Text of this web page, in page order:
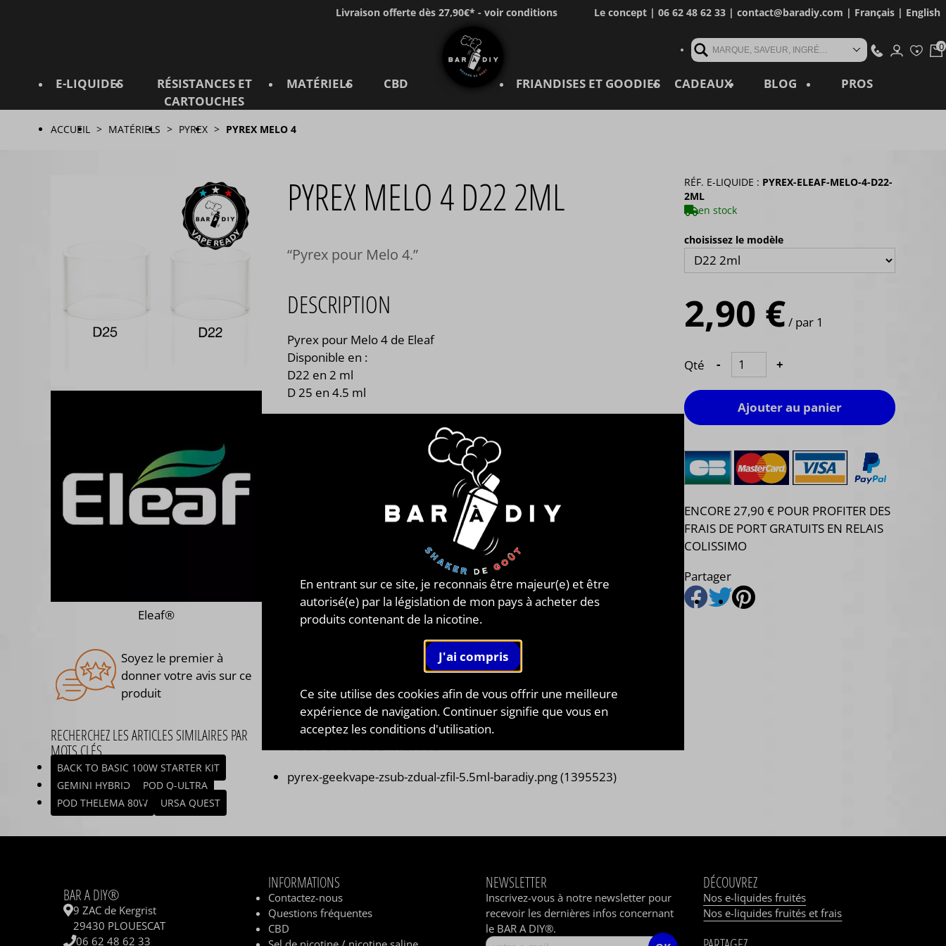
Livraison offerte dès 27,90€* - voir conditions Le concept| 06 62 48 62 33 | contact@baradiy.com | Français| English
MARQUE, SAVEUR, INGRÉDIENT, RÉFÉRENCE, MOT CLÉ...
E-LIQUIDES
RÉSISTANCES ET
CARTOUCHES
MATÉRIELS CBD FRIANDISES ET GOODIES CADEAUX BLOG PROS
ACCUEIL MATÉRIELS PYREX PYREX MELO 4
PYREX MELO 4 D22 2ML
Pyrex pour Melo 4.
DESCRIPTION
Pyrex pour Melo 4 de Eleaf
Disponible en :
D22 en 2 ml
D 25 en 4.5 ml
TÉLÉCHARGEMENTS
pyrex-geekvape-zsub-zdual-zfil-5.5ml-baradiy.png (1395523)
RÉF. E-LIQUIDE : PYREX-ELEAF-MELO-4-D22-
2ML
en stock
choisissez le modèle
2,90 €/ par 1
Qté - +
Ajouter au panier
ENCORE 27,90 € POUR PROFITER DES
FRAIS DE PORT GRATUITS EN RELAIS
COLISSIMO
Partager
Eleaf®
Soyez le premier à
donner votre avis sur ce
produit
RECHERCHEZ LES ARTICLES SIMILAIRES PAR
MOTS CLÉS
BACK TO BASIC 100W STARTER KIT
GEMINI HYBRID
POD Q-ULTRA
POD THELEMA 80W
URSA QUEST
BAR A DIY®
9 ZAC de Kergrist
29430 PLOUESCAT
06 62 48 62 33
INFORMATIONS
Contactez-nous
Questions fréquentes
CBD
NEWSLETTER
Inscrivez-vous à notre newsletter pour
recevoir les dernières infos concernant
le BAR A DIY®.
DÉCOUVREZ
Nos e-liquides fruités
Nos e-liquides fruités et frais
En entrant sur ce site, je reconnais être majeur(e) et être
autorisé(e) par la législation de mon pays à acheter des
produits contenant de la nicotine.
Ce site utilise des cookies afin de vous offrir une meilleure
expérience de navigation. Continuer signifie que vous en
acceptez les conditions d'utilisation.